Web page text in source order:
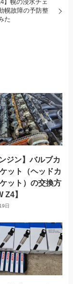
】幌の浸水チェ
幌故障の予防整
た
ジン】バルブカ
ット（ヘッドカ
ット）の交換方
Z4】
日